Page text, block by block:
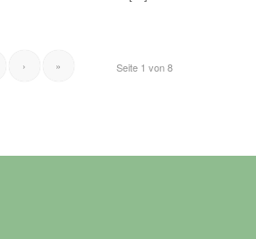
Seite 1 von 8
› »